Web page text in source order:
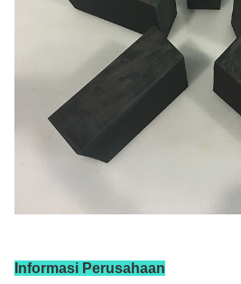
Informasi Perusahaan